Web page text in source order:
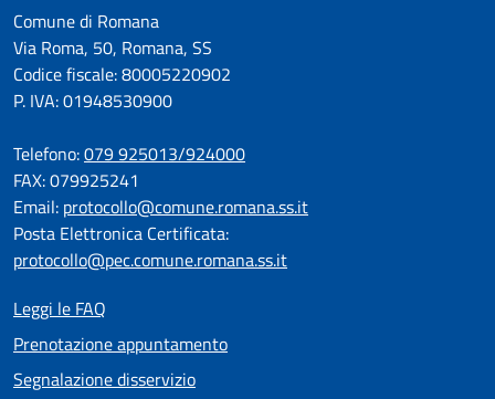
Comune di Romana
Via Roma, 50, Romana, SS
Codice fiscale: 80005220902
P. IVA: 01948530900
Telefono:079 925013/924000
FAX: 079925241
Email: protocollo@comune.romana.ss.it
Posta Elettronica Certificata:
protocollo@pec.comune.romana.ss.it
Leggi le FAQ
Prenotazione appuntamento
Segnalazione disservizio